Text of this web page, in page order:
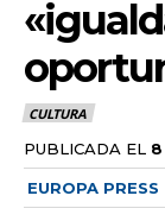
CULTURA
PUBLICADA EL 8
EUROPA PRESS